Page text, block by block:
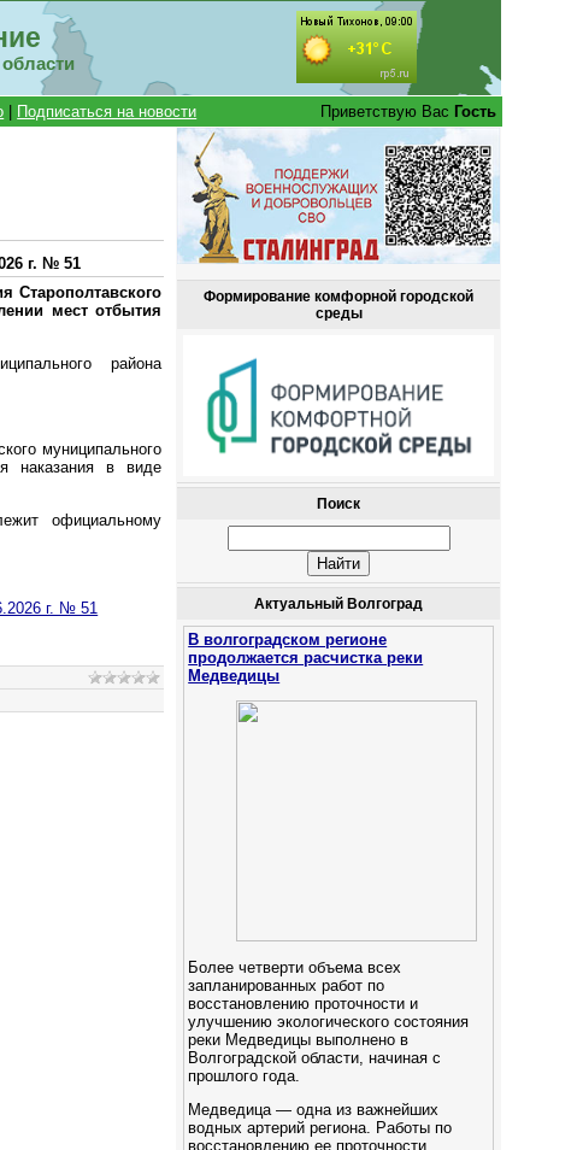
Подписаться на новости Приветствую Вас Гость
г. № 51
Старополтавского
мест отбытия
района
муниципального
наказания в виде
официальному
г. № 51
Формирование комфорной городской
среды
Поиск
Актуальный Волгоград
В волгоградском регионе
продолжается расчистка реки
Медведицы
Более четверти объема всех
запланированных работ по
восстановлению проточности и
улучшению экологического состояния
реки Медведицы выполнено в
Волгоградской области, начиная с
прошлого года.
Медведица — одна из важнейших
водных артерий региона. Работы по
восстановлению ее проточности